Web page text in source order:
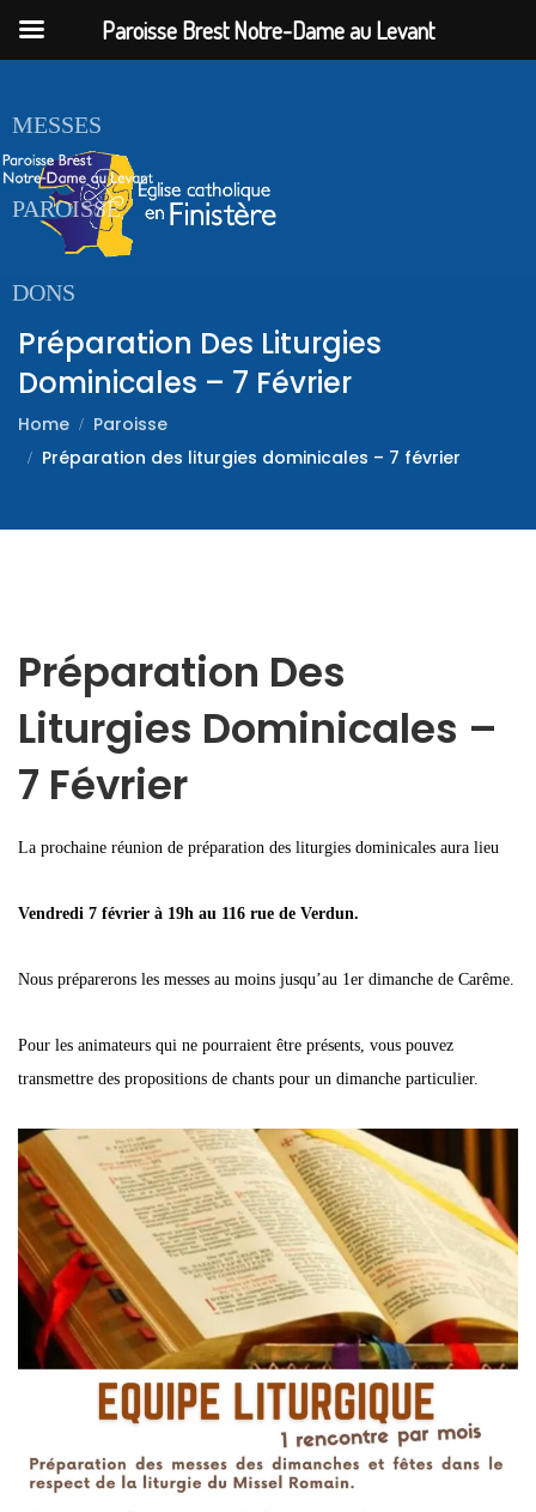
ACCUEIL
MESSES
PAROISSE
DONS
Préparation Des Liturgies
Dominicales – 7 Février
Home
Paroisse
Préparation des liturgies dominicales – 7 février
Préparation Des
Liturgies Dominicales –
7 Février
La prochaine réunion de préparation des liturgies dominicales aura lieu
Vendredi 7 février à 19h au 116 rue de Verdun.
Nous préparerons les messes au moins jusqu’au 1er dimanche de Carême.
Pour les animateurs qui ne pourraient être présents, vous pouvez
transmettre des propositions de chants pour un dimanche particulier.
Paroisse Brest Notre-Dame au Levant